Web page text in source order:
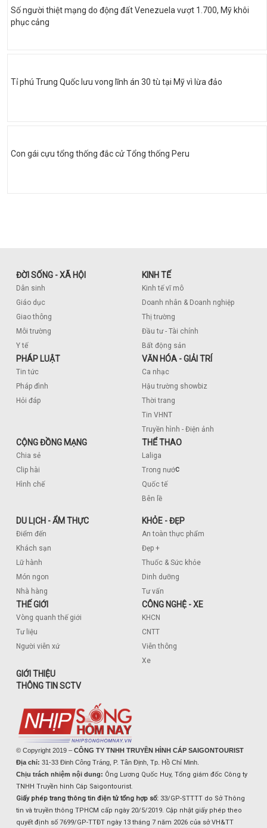
Số người thiệt mạng do động đất Venezuela vượt 1.700, Mỹ khôi
phục cảng
Tỉ phú Trung Quốc lưu vong lĩnh án 30 tù tại Mỹ vì lừa đảo
Con gái cựu tổng thống đắc cử Tổng thống Peru
ĐỜI SỐNG - XÃ HỘI
Dân sinh
Giáo dục
Giao thông
Môi trường
Y tế
KINH TẾ
Kinh tế vĩ mô
Doanh nhân & Doanh nghiệp
Thị trường
Đầu tư - Tài chính
Bất động sản
PHÁP LUẬT
Tin tức
Pháp đình
Hỏi đáp
VĂN HÓA - GIẢI TRÍ
Ca nhạc
Hậu trường showbiz
Thời trang
Tin VHNT
Truyền hình - Điện ảnh
CỘNG ĐỒNG MẠNG
Chia sẻ
Clip hài
Hình chế
THỂ THAO
Laliga
Trong nước
Quốc tế
Bên lề
DU LỊCH - ẨM THỰC
Điểm đến
Khách sạn
Lữ hành
Món ngon
Nhà hàng
KHỎE - ĐẸP
An toàn thực phẩm
Đẹp +
Thuốc & Sức khỏe
Dinh dưỡng
Tư vấn
THẾ GIỚI
Vòng quanh thế giới
Tư liệu
Người viễn xứ
CÔNG NGHỆ - XE
KHCN
CNTT
Viễn thông
Xe
GIỚI THIỆU
THÔNG TIN SCTV
© Copyright 2019 – CÔNG TY TNHH TRUYỀN HÌNH CÁP SAIGONTOURIST
Địa chỉ: 31-33 Đinh Công Tráng, P. Tân Định, Tp. Hồ Chí Minh.
Chịu trách nhiệm nội dung: Ông Lương Quốc Huy, Tổng giám đốc Công ty
TNHH Truyền hình Cáp Saigontourist.
Giấy phép trang thông tin điện tử tổng hợp số: 33/GP-STTTT do Sở Thông
tin và truyền thông TPHCM cấp ngày 20/5/2019. Cập nhật giấy phép theo
quyết định số 7699/GP-TTĐT ngày 13 tháng 7 năm 2026 của sở VH&TT